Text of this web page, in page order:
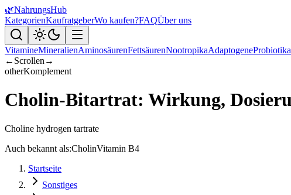
🌿NahrungsHub
KategorienKaufratgeberWo kaufen?FAQÜber uns
VitamineMineralienAminosäurenFettsäurenNootropikaAdaptogeneProbiotika
← Scrollen →
otherKomplement
Cholin-Bitartrat: Wirkung,
Choline hydrogen tartrate
Auch bekannt als:CholinVitamin B4
Startseite
Sonstiges